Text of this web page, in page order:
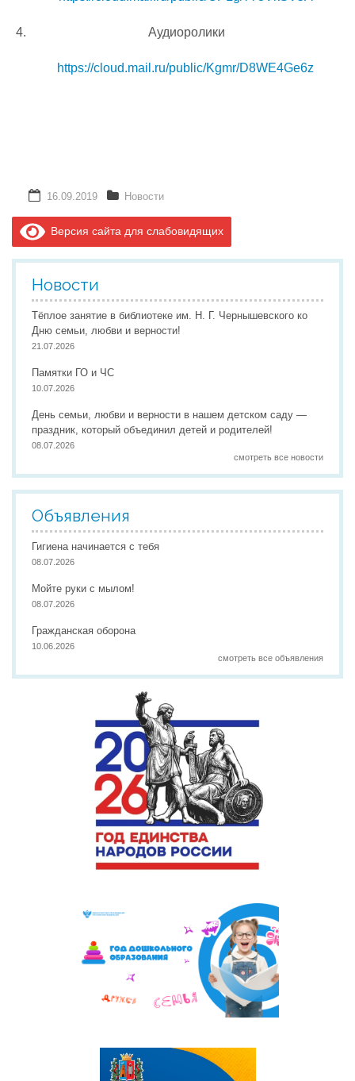
Аудиоролики
https://cloud.mail.ru/public/Kgmr/D8WE4Ge6z
16.09.2019 Новости
Версия сайта для слабовидящих
Новости
Тёплое занятие в библиотеке им. Н. Г. Чернышевского ко
Дню семьи, любви и верности!
21.07.2026
Памятки ГО и ЧС
10.07.2026
День семьи, любви и верности в нашем детском саду —
праздник, который объединил детей и родителей!
08.07.2026
смотреть все новости
Объявления
Гигиена начинается с тебя
08.07.2026
Мойте руки с мылом!
08.07.2026
Гражданская оборона
10.06.2026
смотреть все объявления